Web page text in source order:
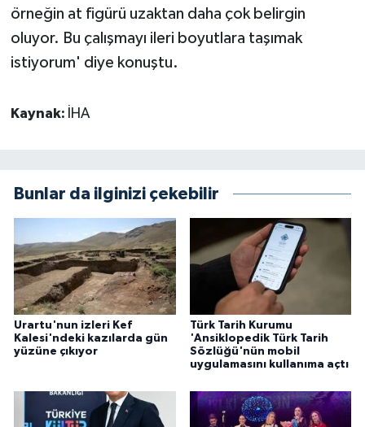
örneğin at figürü uzaktan daha çok belirgin
oluyor. Bu çalışmayı ileri boyutlara taşımak
istiyorum' diye konuştu.
Kaynak: İHA
Bunlar da ilginizi çekebilir
Urartu'nun izleri Kef
Kalesi'ndeki kazılarda gün
yüzüne çıkıyor
Türk Tarih Kurumu
'Ansiklopedik Türk Tarih
Sözlüğü'nün mobil
uygulamasını kullanıma açtı